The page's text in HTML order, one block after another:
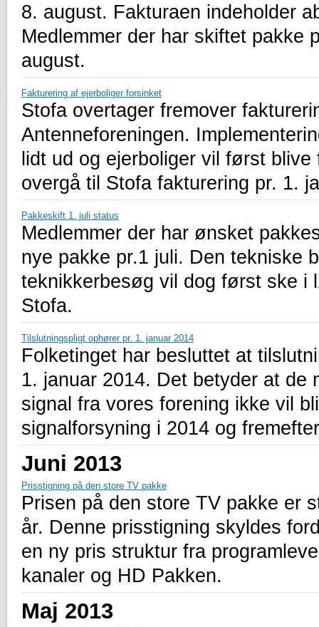
8. august. Fakturaen indeholder
Medlemmer der har skiftet pakke
august.
Fakturering af ejerboliger forsinket
Stofa overtager fremover
Antenneforeningen.
lidt ud og ejerboliger vil først
overgå til Stofa fakturering pr. 1.
Pakkeskift 1. juli status
Medlemmer der har ønsket
nye pakke pr.1 juli. Den tekniske
teknikkerbesøg vil dog først ske i
Stofa.
Tilslutningspligt ophører pr. 1. januar 2014
Folketinget har besluttet at
1. januar 2014. Det betyder at de
signal fra vores forening ikke vil
signalforsyning i 2014 og
Juni 2013
Prisstigning på den store TV pakke
Prisen på den store TV pakke er
år. Denne prisstigning skyldes
en ny pris struktur fra
kanaler og HD Pakken.
Maj 2013